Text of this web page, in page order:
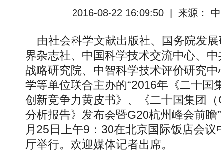
2016-08-22 16:09:50| 来源：
由社会科学文献出版社、国务院发展
界杂志社、中国科学技术交流中心、
战略研究院、中智科学技术评价研究
学等单位联合主办的“2016年《二十国
创新竞争力黄皮书》、《二十国集团
分析报告》发布会暨G20杭州峰会前瞻
月25日上午9：30在北京国际饭店会议
厅举行。欢迎媒体记者出席。